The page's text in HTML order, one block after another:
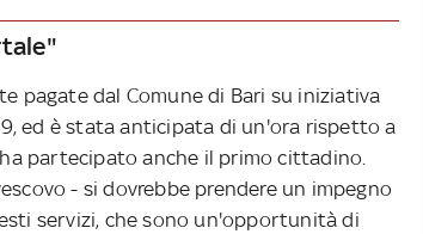
pagate dal Comune di Bari su iniziativa
ed è stata anticipata di un'ora rispetto a
partecipato anche il primo cittadino.
- si dovrebbe prendere un impegno
servizi, che sono un'opportunità di